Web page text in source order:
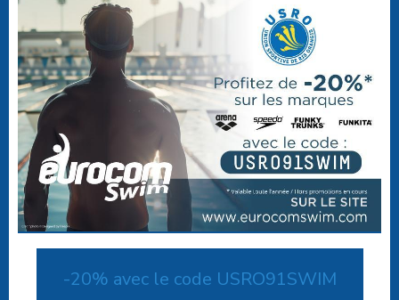
-20% avec le code USRO91SWIM